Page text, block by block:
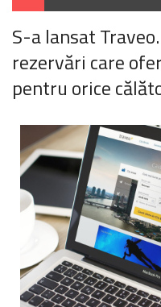
S-a lansat
rezervări care
pentru orice